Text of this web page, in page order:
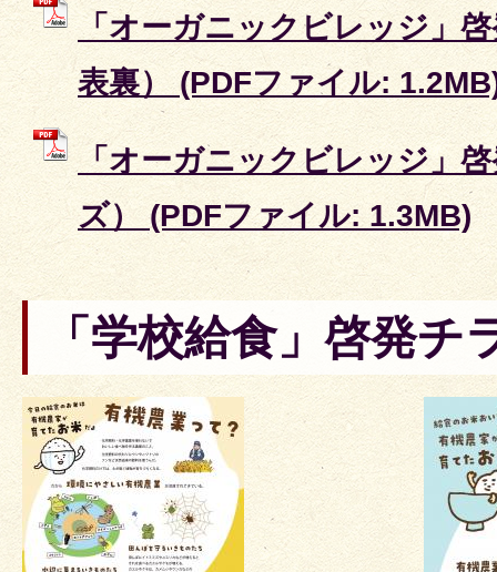
「オーガニックビレッジ」
表裏） (PDFファイル:
「オーガニックビレッジ」
ズ） (PDFファイル: 1.3MB)
「学校給食」啓発チ